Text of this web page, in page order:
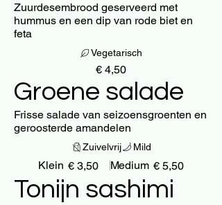
Zuurdesembrood geserveerd met
hummus en een dip van rode biet en
feta
€ 4,50
Vegetarisch
Groene salade
Frisse salade van seizoensgroenten en
geroosterde amandelen
Klein € 3,50 Medium € 5,50
Zuivelvrij Mild
Tonijn sashimi